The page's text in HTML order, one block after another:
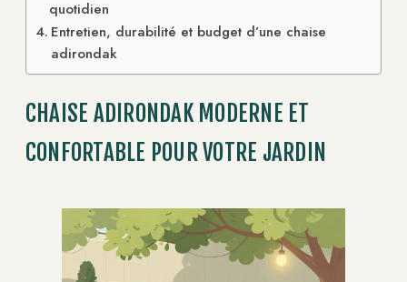
quotidien
Entretien, durabilité et budget d’une chaise
adirondak
CHAISE ADIRONDAK MODERNE ET
CONFORTABLE POUR VOTRE JARDIN